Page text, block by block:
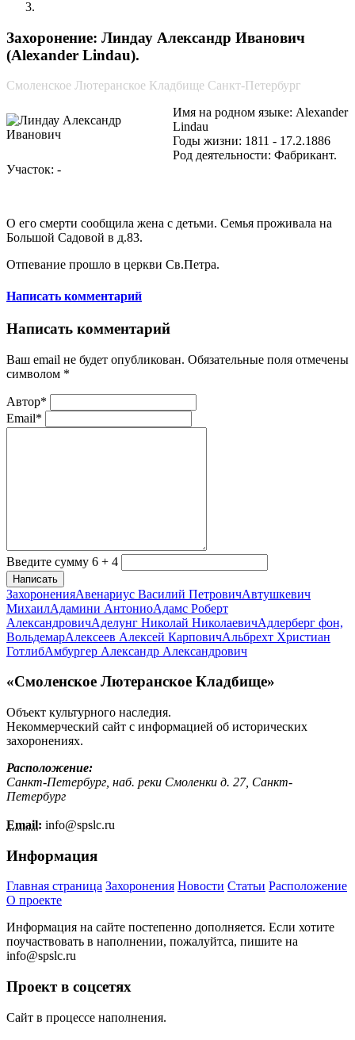
Захоронение: Линдау Александр Иванович
(Alexander Lindau).
Смоленское Лютеранское Кладбище Санкт-Петербург
Имя на родном языке: Alexander
Lindau
Годы жизни: 1811 - 17.2.1886
Род деятельности: Фабрикант.
Участок: -
О его смерти сообщила жена с детьми. Семья проживала на
Большой Садовой в д.83.
Отпевание прошло в церкви Св.Петра.
Написать комментарий
Написать комментарий
Ваш email не будет опубликован. Обязательные поля отмечены
символом *
Автор*
Email*
Введите сумму 6 + 4
Написать
ЗахороненияАвенариус Василий ПетровичАвтушкевич
МихаилАдамини АнтониоАдамс Роберт
АлександровичАделунг Николай НиколаевичАдлерберг фон,
ВольдемарАлексеев Алексей КарповичАльбрехт Христиан
ГотлибАмбургер Александр Александрович
«Смоленское Лютеранское Кладбище»
Объект культурного наследия.
Некоммерческий сайт с информацией об исторических
захоронениях.
Расположение:
Санкт-Петербург, наб. реки Смоленки д. 27, Санкт-
Петербург
Email: info@spslc.ru
Информация
Главная страница Захоронения Новости Статьи Расположение
О проекте
Информация на сайте постепенно дополняется. Если хотите
поучаствовать в наполнении, пожалуйтса, пишите на
info@spslc.ru
Проект в соцсетях
Сайт в процессе наполнения.